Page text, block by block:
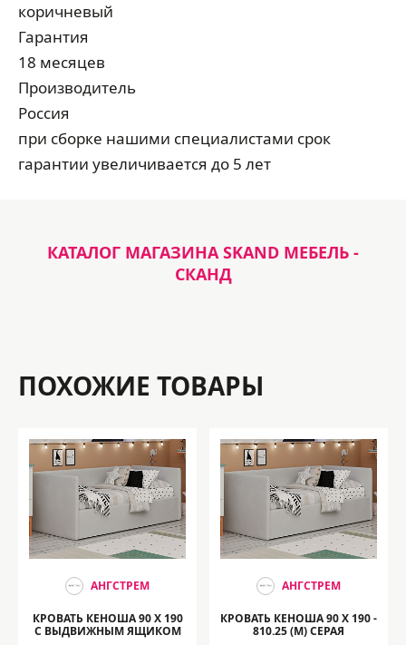
коричневый
Гарантия
18 месяцев
Производитель
Россия
при сборке нашими специалистами срок
гарантии увеличивается до 5 лет
КАТАЛОГ МАГАЗИНА SKAND МЕБЕЛЬ -
СКАНД
ПОХОЖИЕ ТОВАРЫ
АНГСТРЕМ
КРОВАТЬ КЕНОША 90 Х 190
С ВЫДВИЖНЫМ ЯЩИКОМ
АНГСТРЕМ
КРОВАТЬ КЕНОША 90 Х 190 -
810.25 (М) СЕРАЯ